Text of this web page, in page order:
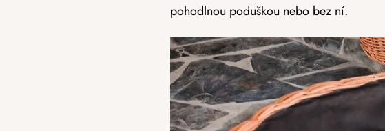
pohodlnou poduškou nebo bez ní.